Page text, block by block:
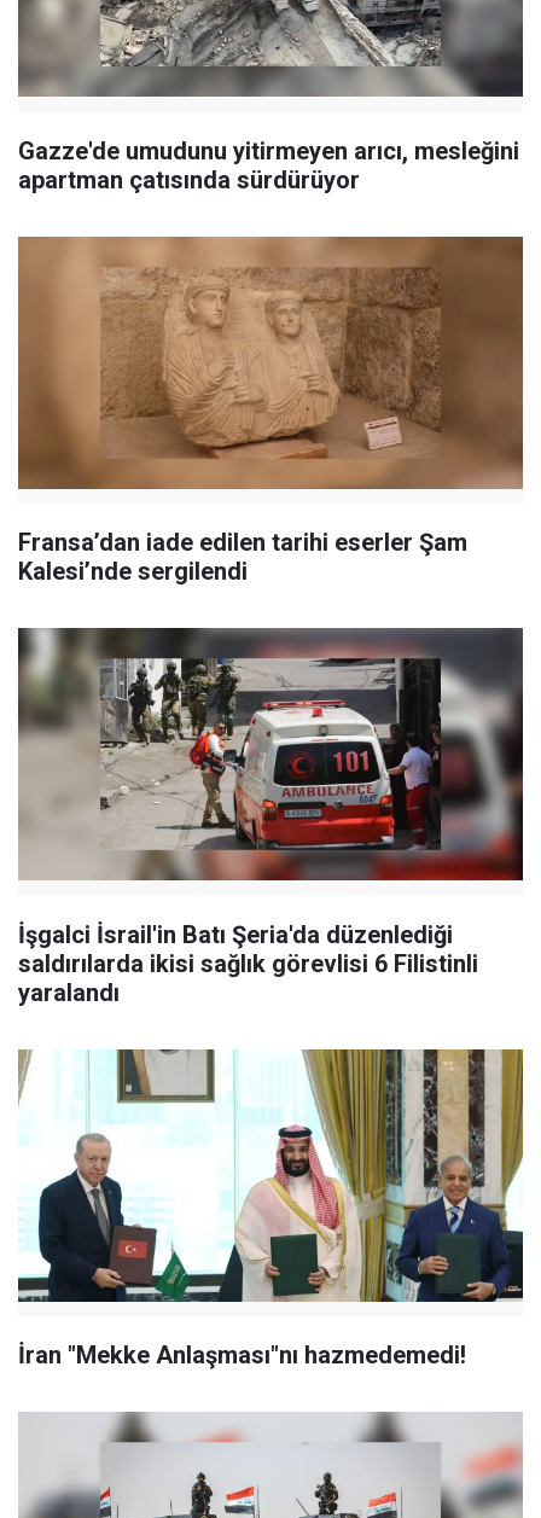
Gazze'de umudunu yitirmeyen arıcı, mesleğini
apartman çatısında sürdürüyor
Fransa’dan iade edilen tarihi eserler Şam
Kalesi’nde sergilendi
İşgalci İsrail'in Batı Şeria'da düzenlediği
saldırılarda ikisi sağlık görevlisi 6 Filistinli
yaralandı
İran "Mekke Anlaşması"nı hazmedemedi!